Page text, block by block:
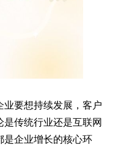
要想持续发展，客户
是传统行业还是互联网
是企业增长的核心环